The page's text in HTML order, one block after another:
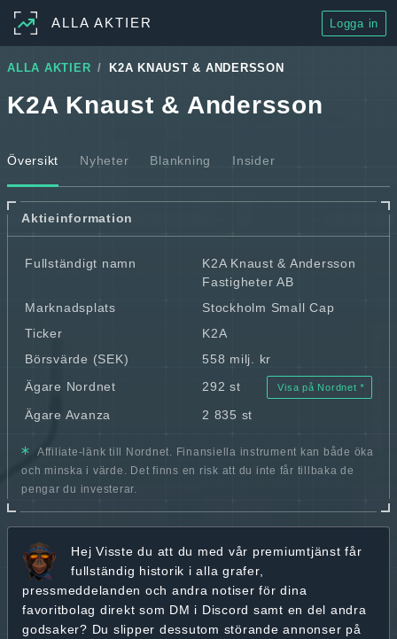
ALLA AKTIER Logga in
ALLA AKTIER K2A KNAUST & ANDERSSON
K2A Knaust & Andersson
Översikt Nyheter Blankning Insider
Aktieinformation
Fullständigt namn
K2A Knaust & Andersson
Fastigheter AB
Marknadsplats
Stockholm Small Cap
Ticker
K2A
Börsvärde (SEK)
558 milj. kr
Ägare Nordnet
292 st Visa på Nordnet
Ägare Avanza 2 835 st
Affiliate-länk till Nordnet. Finansiella instrument kan både öka
och minska i värde. Det finns en risk att du inte får tillbaka de
pengar du investerar.
Hej Visste du att du med vår premiumtjänst får
fullständig historik i alla grafer,
pressmeddelanden och andra notiser för dina
favoritbolag direkt som DM i Discord samt en del andra
godsaker? Du slipper dessutom störande annonser på